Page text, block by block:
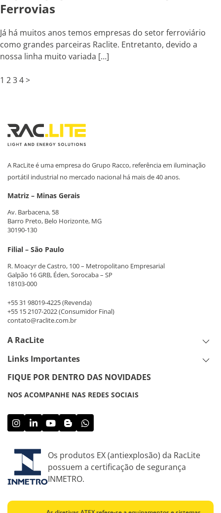
Ferrovias
Já há muitos anos temos empresas do setor ferroviário
como grandes parceiras Raclite. Entretanto, devido a
nossa linha muito variada […]
1 234>
A RacLite é uma empresa do Grupo Racco, referência em iluminação
portátil industrial no mercado nacional há mais de 40 anos.
Matriz – Minas Gerais
Av. Barbacena, 58
Barro Preto, Belo Horizonte, MG
30190-130
Filial – São Paulo
R. Moacyr de Castro, 100 – Metropolitano Empresarial
Galpão 16 GRB, Éden, Sorocaba – SP
18103-000
+55 31 98019-4225(Revenda)
+55 15 2107-2022(Consumidor Final)
contato@raclite.com.br
A RacLite
Links Importantes
FIQUE POR DENTRO DAS NOVIDADES
NOS ACOMPANHE NAS REDES SOCIAIS
Os produtos EX (antiexplosão) da RacLite
possuem a certificação de segurança
INMETRO.